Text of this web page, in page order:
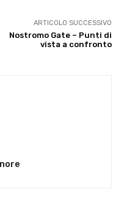
ARTICOLO SUCCESSIVO
Nostromo Gate – Punti di
vista a confronto